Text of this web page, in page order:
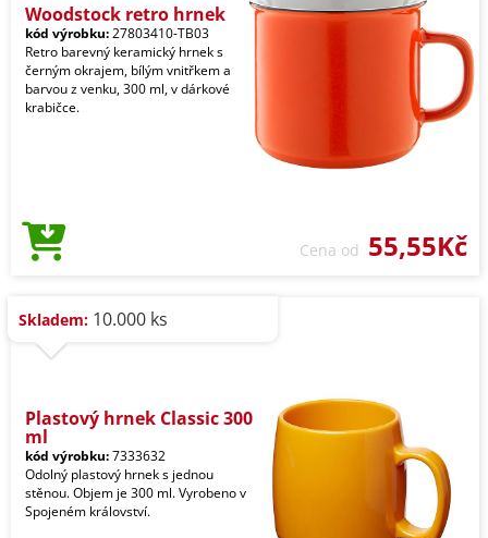
Woodstock retro hrnek
kód výrobku:27803410-TB03
Retro barevný keramický hrnek s
černým okrajem, bílým vnitřkem a
barvou z venku, 300 ml, v dárkové
krabičce.
Cena od 55,55Kč
Skladem: 10.000 ks
Plastový hrnek Classic 300
ml
kód výrobku:7333632
Odolný plastový hrnek s jednou
stěnou. Objem je 300 ml. Vyrobeno v
Spojeném království.